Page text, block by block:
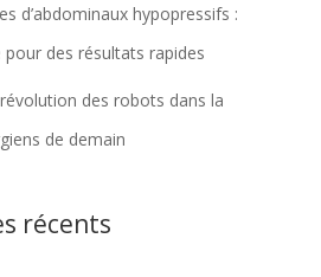
d’abdominaux hypopressifs :
des résultats rapides
des robots dans la
de demain
récents